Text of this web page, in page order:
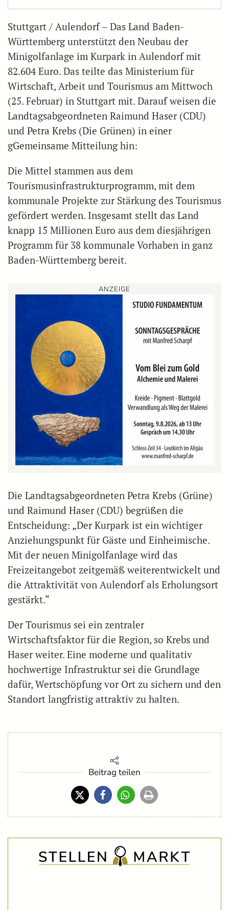
Stuttgart / Aulendorf – Das Land Baden-
Württemberg unterstützt den Neubau der
Minigolfanlage im Kurpark in Aulendorf mit
82.604 Euro. Das teilte das Ministerium für
Wirtschaft, Arbeit und Tourismus am Mittwoch
(25. Februar) in Stuttgart mit. Darauf weisen die
Landtagsabgeordneten Raimund Haser (CDU)
und Petra Krebs (Die Grünen) in einer
gGemeinsame Mitteilung hin:
Die Mittel stammen aus dem
Tourismusinfrastrukturprogramm, mit dem
kommunale Projekte zur Stärkung des Tourismus
gefördert werden. Insgesamt stellt das Land
knapp 15 Millionen Euro aus dem diesjährigen
Programm für 38 kommunale Vorhaben in ganz
Baden-Württemberg bereit.
ANZEIGE
Die Landtagsabgeordneten Petra Krebs (Grüne)
und Raimund Haser (CDU) begrüßen die
Entscheidung: „Der Kurpark ist ein wichtiger
Anziehungspunkt für Gäste und Einheimische.
Mit der neuen Minigolfanlage wird das
Freizeitangebot zeitgemäß weiterentwickelt und
die Attraktivität von Aulendorf als Erholungsort
gestärkt.“
Der Tourismus sei ein zentraler
Wirtschaftsfaktor für die Region, so Krebs und
Haser weiter. Eine moderne und qualitativ
hochwertige Infrastruktur sei die Grundlage
dafür, Wertschöpfung vor Ort zu sichern und den
Standort langfristig attraktiv zu halten.
Beitrag teilen